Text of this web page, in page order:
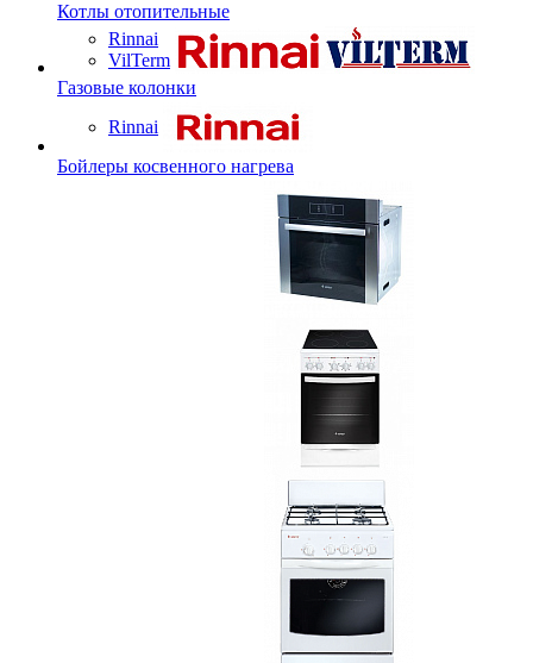
Котлы отопительные
Rinnai
VilTerm
Газовые колонки
Rinnai
Бойлеры косвенного нагрева